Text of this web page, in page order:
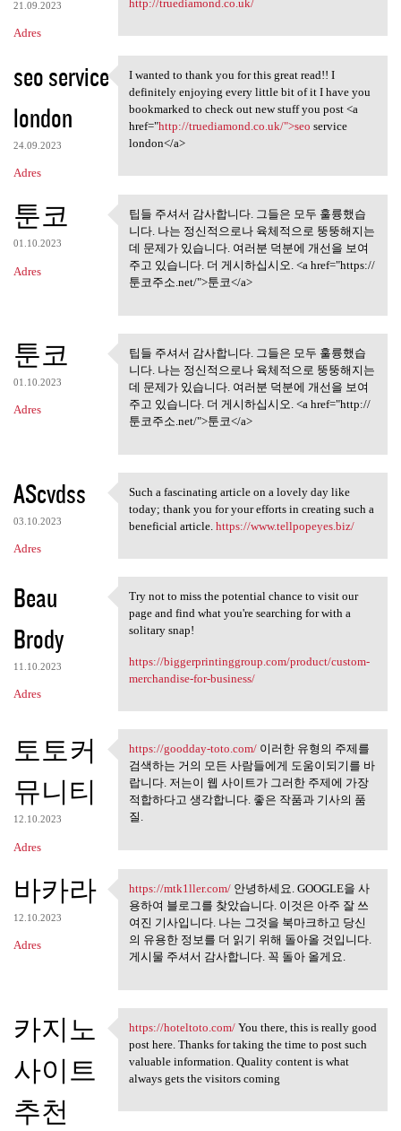
21.09.2023
Adres
http://truediamond.co.uk/
seo service
london
24.09.2023
Adres
I wanted to thank you for
I wanted to thank you for this great read!! I
definitely enjoying every little bit of it I have you
bookmarked to check out new stuff you post <a
href="http://truediamond.co.uk/">seo service
london</a>
툰코
01.10.2023
Adres
팁들 주셔서 감사합니다. 그들은
모두 훌륭했습니다.
팁들 주셔서 감사합니다. 그들은 모두 훌륭했습
니다. 나는 정신적으로나 육체적으로 뚱뚱해지는
데 문제가 있습니다. 여러분 덕분에 개선을 보여
주고 있습니다. 더 게시하십시오. <a href="https://
툰코주소.net/">툰코</a>
툰코
01.10.2023
Adres
팁들 주셔서 감사합니다. 그들은
모두 훌륭했습니다.
팁들 주셔서 감사합니다. 그들은 모두 훌륭했습
니다. 나는 정신적으로나 육체적으로 뚱뚱해지는
데 문제가 있습니다. 여러분 덕분에 개선을 보여
주고 있습니다. 더 게시하십시오. <a href="http://
툰코주소.net/">툰코</a>
AScvdss
03.10.2023
Adres
Such a fascinating article on
Such a fascinating article on a lovely day like
today; thank you for your efforts in creating such a
beneficial article. https://www.tellpopeyes.biz/
Beau
Brody
11.10.2023
Adres
Try not to miss the potential
Try not to miss the potential chance to visit our
page and find what you're searching for with a
solitary snap!
https://biggerprintinggroup.com/product/custom-
merchandise-for-business/
토토커
뮤니티
12.10.2023
Adres
https://goodday-toto.com/ 이러한
https://goodday-toto.com/이러한 유형의 주제를
검색하는 거의 모든 사람들에게 도움이되기를 바
랍니다. 저는이 웹 사이트가 그러한 주제에 가장
적합하다고 생각합니다. 좋은 작품과 기사의 품
질.
바카라
12.10.2023
Adres
https://mtk1ller.com/ 안녕하세요.
https://mtk1ller.com/안녕하세요. GOOGLE을 사
용하여 블로그를 찾았습니다. 이것은 아주 잘 쓰
여진 기사입니다. 나는 그것을 북마크하고 당신
의 유용한 정보를 더 읽기 위해 돌아올 것입니다.
게시물 주셔서 감사합니다. 꼭 돌아 올게요.
카지노
사이트
추천
https://hoteltoto.com/ You
https://hoteltoto.com/You there, this is really good
post here. Thanks for taking the time to post such
valuable information. Quality content is what
always gets the visitors coming